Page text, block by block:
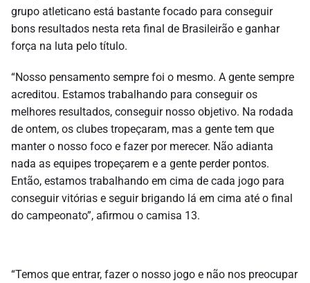
grupo atleticano está bastante focado para conseguir
bons resultados nesta reta final de Brasileirão e ganhar
força na luta pelo título.
“Nosso pensamento sempre foi o mesmo. A gente sempre
acreditou. Estamos trabalhando para conseguir os
melhores resultados, conseguir nosso objetivo. Na rodada
de ontem, os clubes tropeçaram, mas a gente tem que
manter o nosso foco e fazer por merecer. Não adianta
nada as equipes tropeçarem e a gente perder pontos.
Então, estamos trabalhando em cima de cada jogo para
conseguir vitórias e seguir brigando lá em cima até o final
do campeonato”, afirmou o camisa 13.
“Temos que entrar, fazer o nosso jogo e não nos preocupar